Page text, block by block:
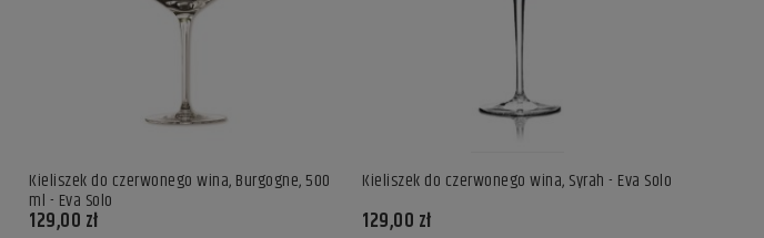
Kieliszek do czerwonego wina, Burgogne, 500
ml - Eva Solo
129,00 zł
Kieliszek do czerwonego wina, Syrah - Eva Solo
129,00 zł